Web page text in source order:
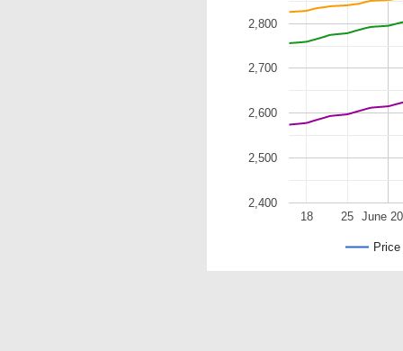
Price
June
18 25
2,400
2,500
2,600
2,700
2,800